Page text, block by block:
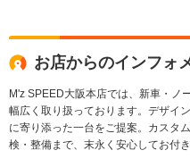
ーモニター
ー
ー
お店からのインフォ
M'z SPEED大阪本店では、新車・ノ
幅広く取り扱っております。デザイ
に寄り添った一台をご提案。カスタ
検・整備まで、末永く安心してお付